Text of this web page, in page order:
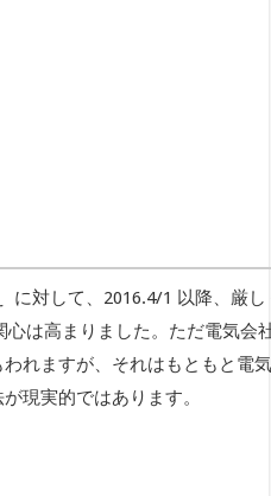
に対して、2016.4/1 以降、厳
心は高まりました。ただ電気
れますが、それはもともと
現実的ではあります。